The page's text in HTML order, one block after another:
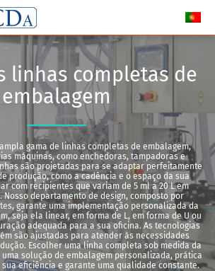
linhas completas de
embalagem
gama de linhas completas de embalagem,
máquinas, como enchedoras, tampadoras e
são projetadas para se adaptar perfeitamente
produção, como a cadência e o espaço da sua
com recipientes que variam de 5 ml a 20 L em
Nosso departamento de design, composto por
garante uma implementação personalizada da
seja ela linear, em forma de L, em forma de U ou
adequada para a sua oficina. As tecnologias
são ajustadas para atender às necessidades
Escolher uma linha completa sob medida da
uma solução de embalagem personalizada, prática
eficiência e garante uma qualidade constante.